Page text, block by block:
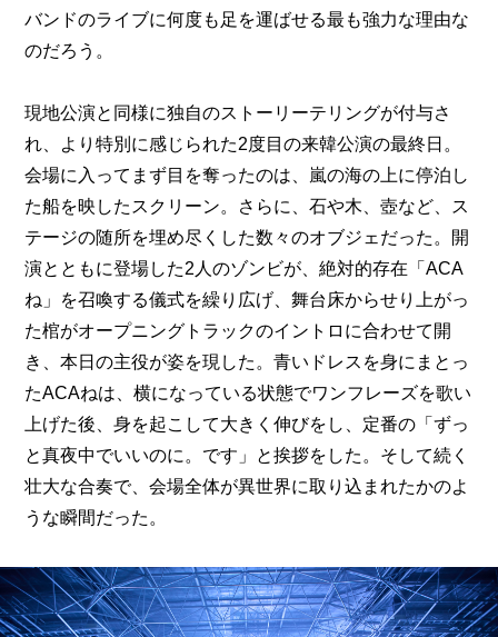
バンドのライブに何度も足を運ばせる最も強力な理由な
のだろう。
現地公演と同様に独自のストーリーテリングが付与さ
れ、より特別に感じられた2度目の来韓公演の最終日。
会場に入ってまず目を奪ったのは、嵐の海の上に停泊し
た船を映したスクリーン。さらに、石や木、壺など、ス
テージの随所を埋め尽くした数々のオブジェだった。開
演とともに登場した2人のゾンビが、絶対的存在「ACA
ね」を召喚する儀式を繰り広げ、舞台床からせり上がっ
た棺がオープニングトラックのイントロに合わせて開
き、本日の主役が姿を現した。青いドレスを身にまとっ
たACAねは、横になっている状態でワンフレーズを歌い
上げた後、身を起こして大きく伸びをし、定番の「ずっ
と真夜中でいいのに。です」と挨拶をした。そして続く
壮大な合奏で、会場全体が異世界に取り込まれたかのよ
うな瞬間だった。